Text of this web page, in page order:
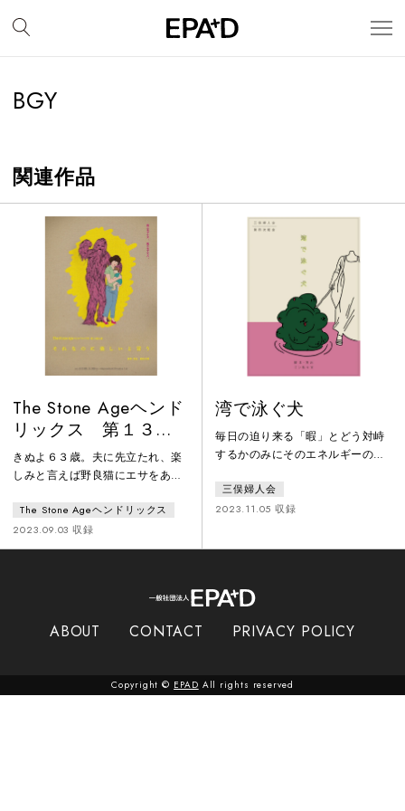
BGY
関連作品
The Stone Ageヘンド
リックス 第１３回
公演「それなのに楽
しいと言う」
きぬよ６３歳。夫に先立たれ、楽
しみと言えば野良猫にエサをあげ
を見ていない。そんな折、昔の劇
団仲間が訪ねてきた。彼らの説得
で、しぶしぶ芝居の稽古を始める
向があり心配になって実家に戻っ
み。きぬよとなおみのこれまでと
The Stone Ageヘンドリックス
2023.09.03 収録
湾で泳ぐ犬
毎日の迫り来る「暇」とどう対峙
するかのみにそのエネルギーの全
それは極めて純度の高い不毛であ
りかつ最大級に豊かな時間だっ
ここ最近はなんだかすぐにくたび
なわけでもっかいあの頃の黄金の
の劇です。灼熱の八月、午前0時
三俣婦人会
2023.11.05 収録
ABOUT CONTACT PRIVACY POLICY
Copyright © EPAD All rights reserved